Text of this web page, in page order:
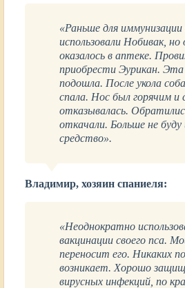
«Раньше для иммунизации
использовали Нобивак,
оказалось в аптеке.
приобрести Эурикан. Эта
подошла. После укола
спала. Нос был горячим и
отказывалась.
откачали. Больше не
средство».
Владимир, хозяин спаниеля:
«Неоднократно
вакцинации своего пса.
переносит его. Никаких
возникает. Хорошо
вирусных инфекций, по